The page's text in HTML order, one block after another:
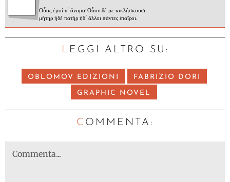
Οὖτις ἐμοί γ' ὄνομα· Οὖτιν δέ με κικλήσκουσι
μήτηρ ἠδὲ πατὴρ ἠδ' ἄλλοι πάντες ἑταῖροι.
LEGGI ALTRO SU:
OBLOMOV EDIZIONI FABRIZIO DORI
GRAPHIC NOVEL
C OMMENTA: